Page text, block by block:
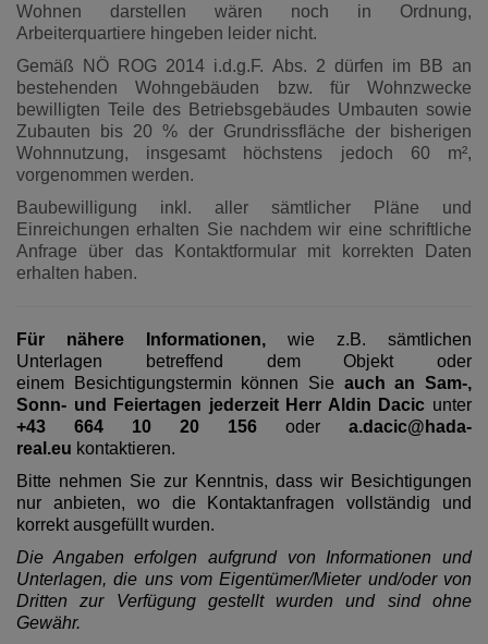
Wohnen darstellen wären noch in Ordnung,
Arbeiterquartiere hingeben leider nicht.
Gemäß NÖ ROG 2014 i.d.g.F. Abs. 2 dürfen im BB an
bestehenden Wohngebäuden bzw. für Wohnzwecke
bewilligten Teile des Betriebsgebäudes Umbauten sowie
Zubauten bis 20 % der Grundrissfläche der bisherigen
Wohnnutzung, insgesamt höchstens jedoch 60 m²,
vorgenommen werden.
Baubewilligung inkl. aller sämtlicher Pläne und
Einreichungen erhalten Sie nachdem wir eine schriftliche
Anfrage über das Kontaktformular mit korrekten Daten
erhalten haben.
Für nähere Informationen, wie z.B. sämtlichen
Unterlagen betreffend dem Objekt oder
einem Besichtigungstermin können Sie auch an Sam-,
Sonn- und Feiertagen jederzeit Herr Aldin Dacic unter
+43 664 10 20 156
oder a.dacic@hada-
real.eu kontaktieren.
Bitte nehmen Sie zur Kenntnis, dass wir Besichtigungen
nur anbieten, wo die Kontaktanfragen vollständig und
korrekt ausgefüllt wurden.
Die Angaben erfolgen aufgrund von Informationen und
Unterlagen, die uns vom Eigentümer/Mieter und/oder von
Dritten zur Verfügung gestellt wurden und sind ohne
Gewähr.